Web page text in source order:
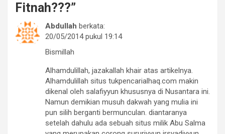
Fitnah???”
Abdullah berkata:
20/05/2014 pukul 19:14
Bismillah
Alhamdulillah, jazakallah khair atas artikelnya.
Alhamdulillah situs tukpencarialhaq.com makin
dikenal oleh salafiyyun khususnya di Nusantara ini.
Namun demikian musuh dakwah yang mulia ini
pun silih berganti bermunculan. diantaranya
setelah dahulu ada sebuah situs milik Abu Salma